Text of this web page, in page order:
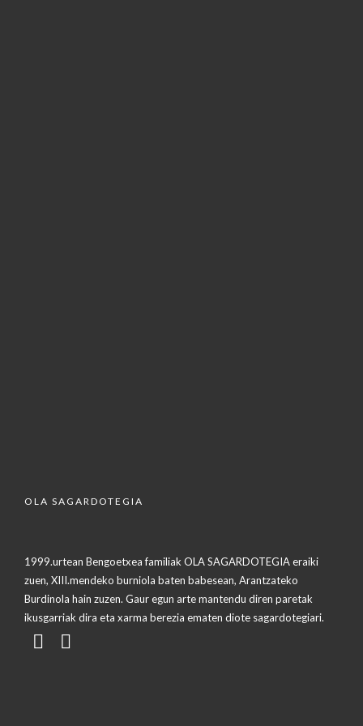
OLA SAGARDOTEGIA
1999.urtean Bengoetxea familiak OLA SAGARDOTEGIA eraiki
zuen, XIII.mendeko burniola baten babesean, Arantzateko
Burdinola hain zuzen. Gaur egun arte mantendu diren paretak
ikusgarriak dira eta xarma berezia ematen diote sagardotegiari.